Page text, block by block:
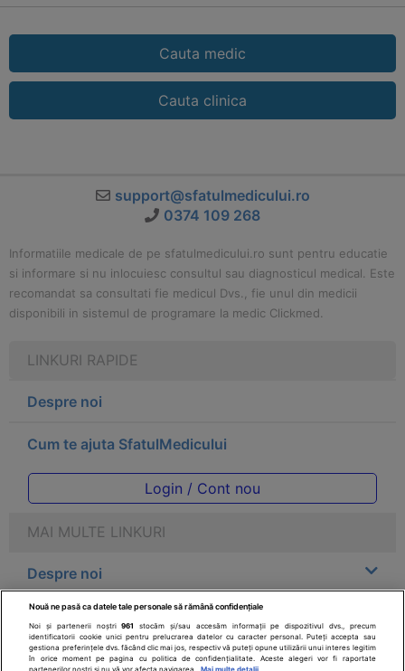
Cauta medic
Cauta clinica
support@sfatulmedicului.ro
0374 109 268
Informatiile medicale de pe sfatulmedicului.ro sunt pentru educatie
si informare si nu inlocuiesc consultul sau diagnosticul medical. Este
recomandat sa consultati fie medicul Dvs., fie unul din medicii
disponibili in sistemul de programare la medic Clickmed.
LINKURI RAPIDE
Despre noi
Cum te ajuta SfatulMedicului
Login / Cont nou
MAI MULTE LINKURI
Despre noi
Legal
Drepturile consumatorului
Nouă ne pasă ca datele tale personale să rămână confidențiale
Noi și partenerii noștri961
stocăm și/sau accesăm informații pe dispozitivul dvs., precum
identificatorii cookie unici pentru prelucrarea datelor cu caracter personal. Puteți accepta sau
gestiona preferințele dvs. făcând clic mai jos, respectiv vă puteți opune utilizării unui interes legitim
în orice moment pe pagina cu politica de confidențialitate. Aceste alegeri vor fi raportate
partenerilor noștri și nu vă vor afecta navigarea.
Mai multe detalii